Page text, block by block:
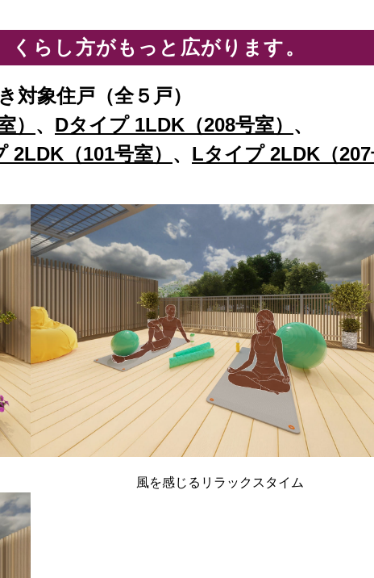
くらし方がもっと広がります。
対象住戸（全５戸）
） 、 Dタイプ 1LDK（208号室） 、
2LDK（101号室） 、 Lタイプ 2LDK（
風を感じるリラックスタイム